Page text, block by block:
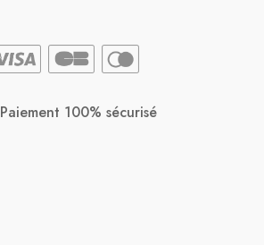
Paiement 100% sécurisé